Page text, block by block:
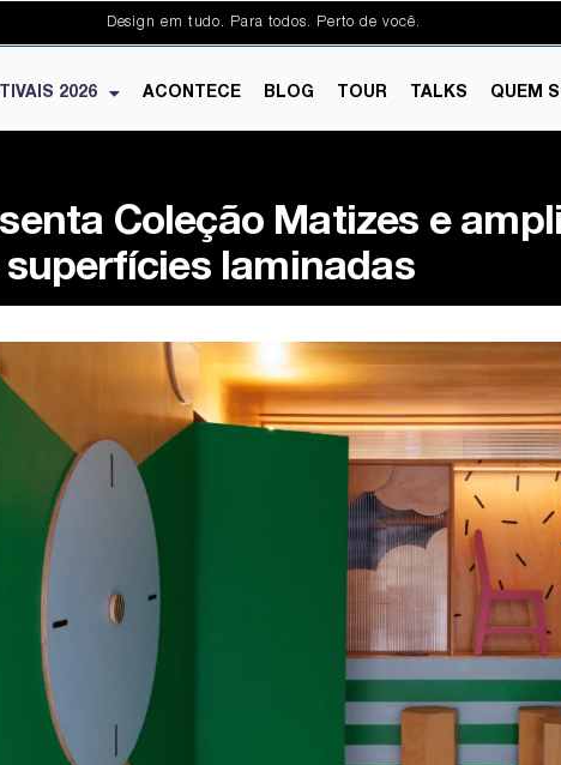
Design em tudo. Para todos. Perto de você.
2026 ACONTECE BLOG TOUR TALKS QUEM
Coleção Matizes e
laminadas